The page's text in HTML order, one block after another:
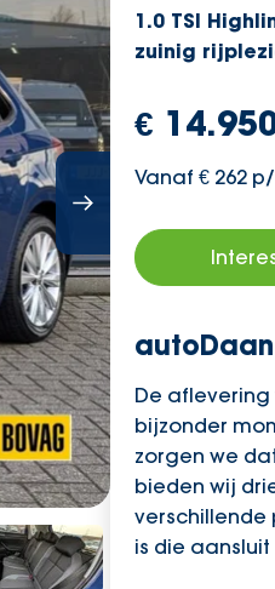
1.0 TSI
zuinig
€
Vanaf € 262
De
bijzonder
zorgen we
bieden wij
verschillende
is die